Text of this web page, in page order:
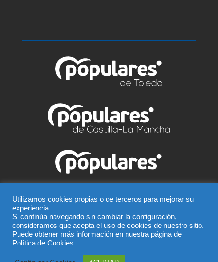
© Partido Popular de Talavera – C/ Greco, 2 BIS –
Entreplanta, 45600, Talavera de la Reina (Toledo),
Teléfono 925 815 362
El uso de este sitio implica la aceptación delaviso legal
Utilizamos cookies propias o de terceros para mejorar su
experiencia.
Si continúa navegando sin cambiar la configuración,
consideramos que acepta el uso de cookies de nuestro sitio.
Puede obtener más información en nuestra página de
Política de Cookies.